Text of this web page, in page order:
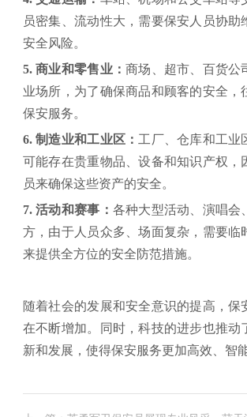
员密集、流动性大，需要保安人员协助
安全风险。
5. 商业和零售业： 商场、超市、百货公
业场所，为了确保商品和顾客的安全，
保安服务。
6.制造业和工业区：工厂、仓库和工业
可能存在贵重物品、设备和知识产权，
员来确保这些资产的安全。
7.活动和赛事： 各种大型活动、演唱会
方，由于人员众多、场面复杂，需要临
来提供全方位的安全防范措施。
随着社会的发展和安全意识的提高，保
在不断增加。同时，科技的进步也推动
新和发展，使得保安服务更加高效、智